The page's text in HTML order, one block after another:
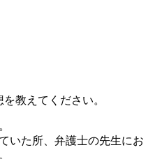
教えてください。
いた所、弁護士の先生にお